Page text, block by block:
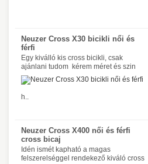
Neuzer Cross X30 bicikli női és
férfi
Egy kiválló kis cross bicikli, csak
ajánlani tudom kérem méret és szin
h..
Neuzer Cross X400 női és férfi
cross bicaj
Idén ismét kapható a magas
felszerelséggel rendekező kiváló cross